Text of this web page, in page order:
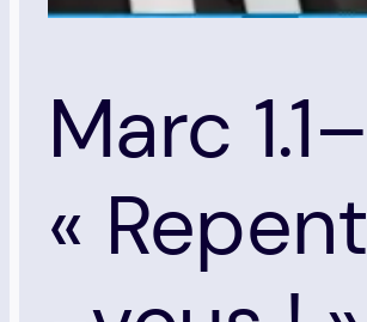
Marc
«